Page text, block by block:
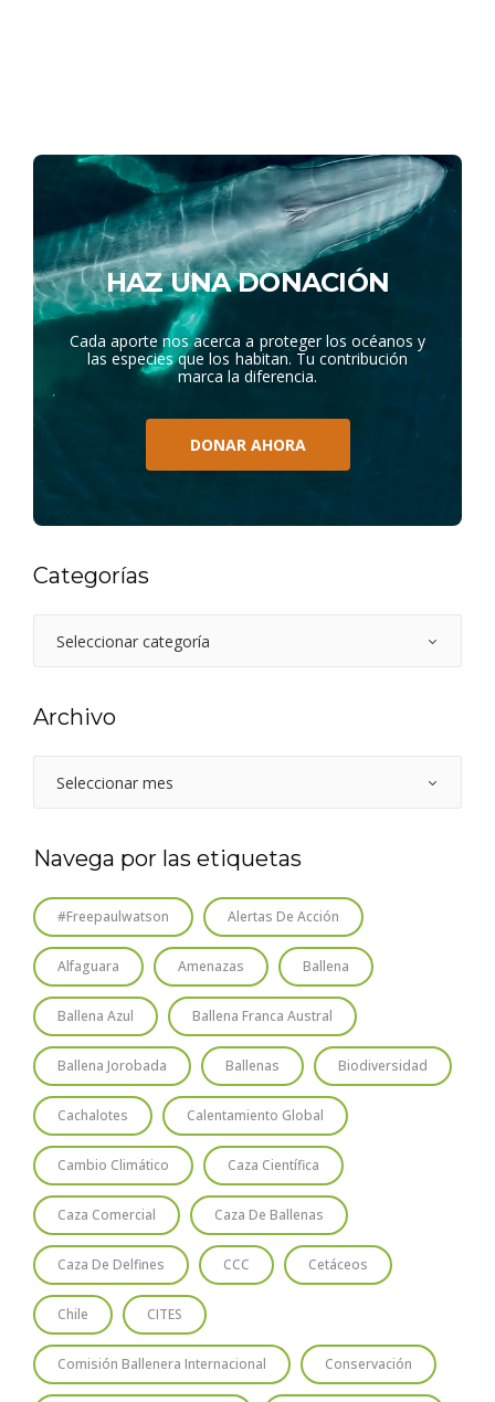
HAZ UNA DONACIÓN
Cada aporte nos acerca a proteger los océanos y
las especies que los habitan. Tu contribución
marca la diferencia.
DONAR AHORA
Categorías
Archivo
Navega por las etiquetas
#freepaulwatson Alertas De Acción
Alfaguara Amenazas Ballena
Ballena Azul Ballena Franca Austral
Ballena Jorobada Ballenas Biodiversidad
Cachalotes Calentamiento Global
Cambio Climático Caza Científica
Caza Comercial Caza De Ballenas
Caza De Delfines CCC Cetáceos
Chile CITES
Comisión Ballenera Internacional Conservación